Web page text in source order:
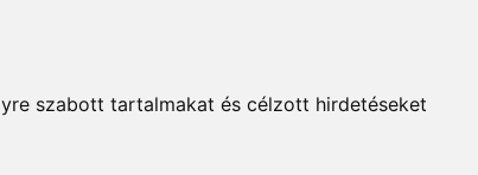
szabott tartalmakat és célzott hirdetéseket